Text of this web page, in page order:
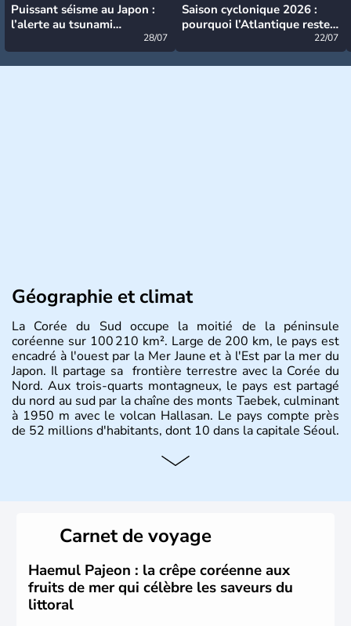
Puissant séisme au Japon :
l’alerte au tsunami
28/07
Saison cyclonique 2026 :
pourquoi l’Atlantique reste
22/07
Géographie et climat
La Corée du Sud occupe la moitié de la péninsule
coréenne sur 100 210 km². Large de 200 km, le pays est
encadré à l'ouest par la Mer Jaune et à l'Est par la mer du
Japon. Il partage sa frontière terrestre avec la Corée du
Nord. Aux trois-quarts montagneux, le pays est partagé
du nord au sud par la chaîne des monts Taebek, culminant
à 1950 m avec le volcan Hallasan. Le pays compte près
de 52 millions d'habitants, dont 10 dans la capitale Séoul.
Histoire et administration
christianisme et le bouddhisme en sont les deux
principales religions. Ce pays partage sa culture avec la
Corée du Nord. Les Jeux Olympiques s’y sont déroulés en
1988, de même que la Coupe du Monde de football en
2002, en collaboration avec le Japon.
Carnet de voyage
Haemul Pajeon : la crêpe coréenne aux
fruits de mer qui célèbre les saveurs du
littoral